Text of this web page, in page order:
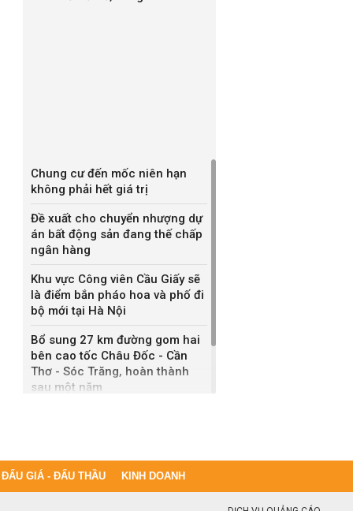
Chung cư đến mốc niên hạn
không phải hết giá trị
Đề xuất cho chuyển nhượng dự
án bất động sản đang thế chấp
ngân hàng
Khu vực Công viên Cầu Giấy sẽ
là điểm bắn pháo hoa và phố đi
bộ mới tại Hà Nội
Bổ sung 27 km đường gom hai
bên cao tốc Châu Đốc - Cần
Thơ - Sóc Trăng, hoàn thành
sau một năm
ĐẤU GIÁ - ĐẤU THẦU KINH DOANH